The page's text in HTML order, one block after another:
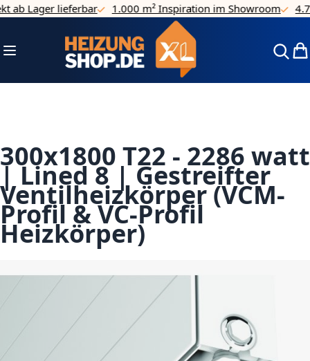
Direkt zum Inhalt
Lager lieferbar 1.000 m² Inspiration im Showroom 4.7/5
Navigation umschalten
300x1800 T22 - 2286 watt
| Lined 8 | Gestreifter
Ventilheizkörper (VCM-
Profil & VC-Profil
Heizkörper)